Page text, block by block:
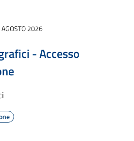
2026
- Accesso